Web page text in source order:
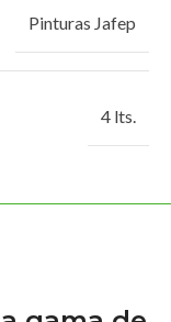
Pinturas Jafep
4 lts.